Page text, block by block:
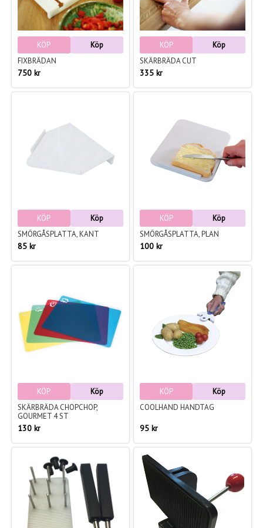
KÖP
Köp
FIXBRÄDAN
750 kr
KÖP
Köp
SKÄRBRÄDA CUT
335 kr
KÖP
Köp
SMÖRGÅSPLATTA, KANT
85 kr
KÖP
Köp
SMÖRGÅSPLATTA, PLAN
100 kr
KÖP
Köp
SKÄRBRÄDA CHOPCHOP,
GOURMET 4 ST
130 kr
KÖP
Köp
COOLHAND HANDTAG
95 kr